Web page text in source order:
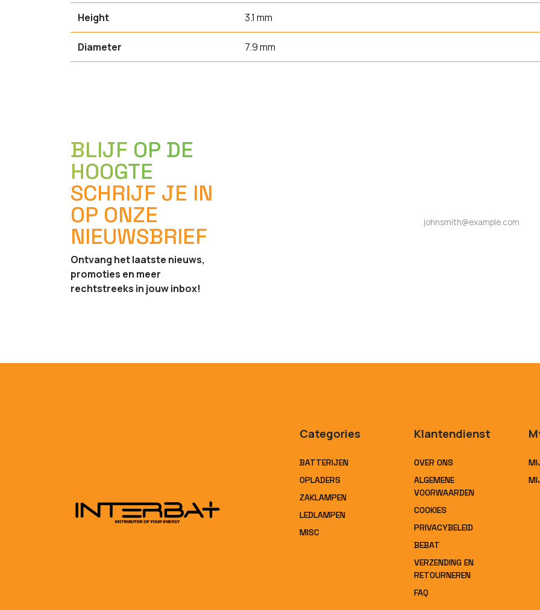
Height 3.1 mm
Diameter 7.9 mm
BLIJF OP DE
HOOGTE
SCHRIJF JE IN
OP ONZE
NIEUWSBRIEF
Ontvang het laatste nieuws,
promoties en meer
rechtstreeks in jouw inbox!
Categories
BATTERIJEN
OPLADERS
ZAKLAMPEN
LEDLAMPEN
MISC
Klantendienst
OVER ONS
ALGEMENE
VOORWAARDEN
COOKIES
PRIVACYBELEID
BEBAT
VERZENDING EN
RETOURNEREN
FAQ